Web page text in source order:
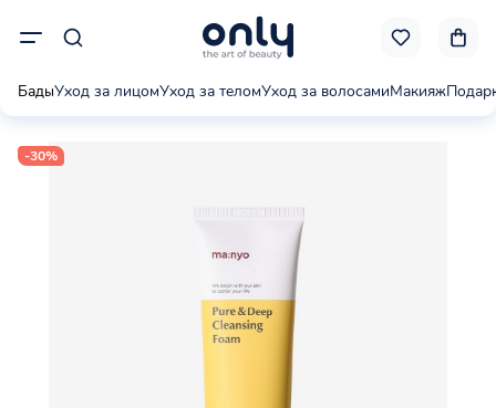
БадыУход за лицомУход за теломУход за волосамиМакияж
-30%